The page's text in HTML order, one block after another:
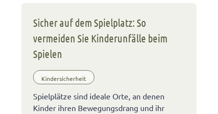
Sicher auf dem Spielplatz: So
vermeiden Sie Kinderunfälle beim
Spielen
Kindersicherheit
Spielplätze sind ideale Orte, an denen
Kinder ihren Bewegungsdrang und ihr